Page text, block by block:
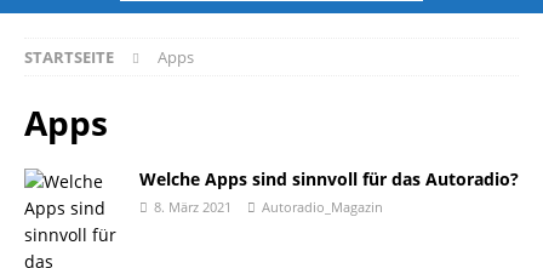
STARTSEITE Apps
Apps
Welche Apps sind sinnvoll für das Autoradio?
8. März 2021 Autoradio_Magazin